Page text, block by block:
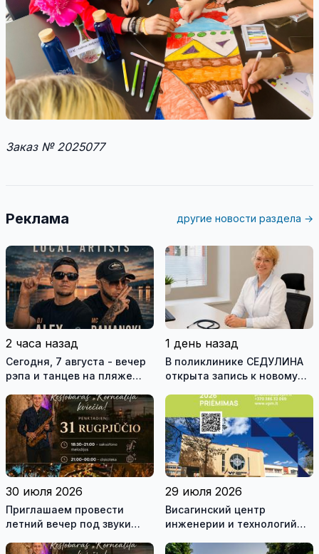
Заказ № 2025077
Реклама другие новости раздела →
2 часа назад
Сегодня, 7 августа - вечер
рэпа и танцев на пляже
1 день назад
В поликлинике СЕДУЛИНА
открыта запись к новому
30 июля 2026
Приглашаем провести
летний вечер под звуки
29 июля 2026
Висагинский центр
инженерии и технологий